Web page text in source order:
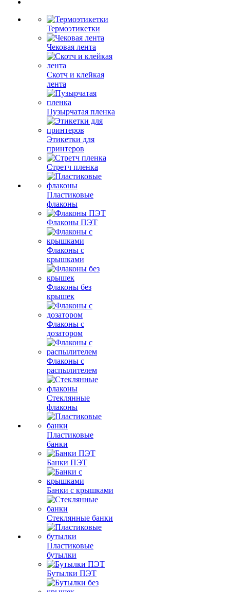
Термоэтикетки
Чековая лента
Скотч и клейкая
лента
Пузырчатая пленка
Этикетки для
принтеров
Стретч пленка
Пластиковые
флаконы
Флаконы ПЭТ
Флаконы с
крышками
Флаконы без
крышек
Флаконы с
дозатором
Флаконы с
распылителем
Стеклянные
флаконы
Пластиковые
банки
Банки ПЭТ
Банки с крышками
Стеклянные банки
Пластиковые
бутылки
Бутылки ПЭТ